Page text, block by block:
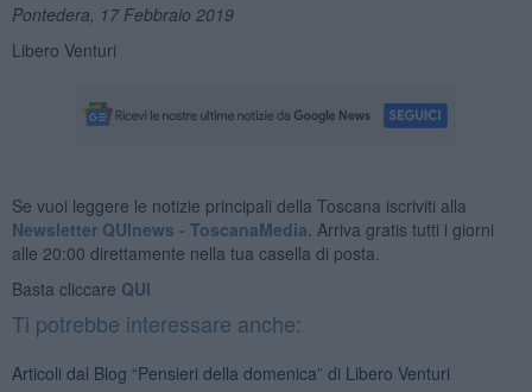
Pontedera, 17 Febbraio 2019
Libero Venturi
Se vuoi leggere le notizie principali della Toscana iscriviti alla
Newsletter QUInews - ToscanaMedia. Arriva gratis tutti i giorni
alle 20:00 direttamente nella tua casella di posta.
Basta cliccare QUI
Ti potrebbe interessare anche:
Articoli dal Blog “Pensieri della domenica” di Libero Venturi